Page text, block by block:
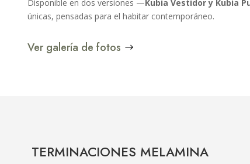
Disponible en dos versiones —Kubia Vestidor y Kubia
únicas, pensadas para el habitar contemporáneo.
Ver galería de fotos
TERMINACIONES MELAMINA